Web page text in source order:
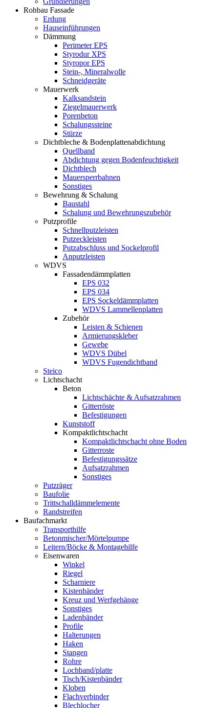
Rohbau Fassade
Erdung
Hauseinführungen
Dämmung
Perimeter EPS
Styrodur XPS
Styropor EPS
Stein-, Mineralwolle
Schneidgeräte
Mauerwerk
Kalksandstein
Ziegelmauerwerk
Porenbeton
Schalungssteine
Stürze
Dichtbleche & Bodenplattenabdichtung
Quellband
Abdichtung gegen Bodenfeuchtigkeit
Dichtblech
Mauersperrbahnen
Sonstiges
Bewehrung & Schalung
Baustahl
Schalung und Bewehrungszubehör
Putzprofile
Schnellputzleisten
Putzeckleisten
Putzabschluss und Sockelprofil
Anputzleisten
WDVS
Fassadendämmplatten
EPS 032
EPS 034
EPS Sockeldämmplatten
WDVS Lammellenplatten
Zubehör
Leisten & Schienen
Armierungskleber
Gewebe
WDVS Dübel
WDVS Fugendichtband
Steico
Lichtschacht
Beton
Lichtschächte & Aufsatzrahmen
Gitterröste
Befestigungen
Kunststoff
Kompaktlichtschacht
Kompaktlichtschacht ohne Boden
Gitterroste
Befestigungssätze
Aufsatzrahmen
Sonstiges
Putzräger
Baufolie
Trittschalldämmelemente
Randstreifen
Baufachmarkt
Transporthilfe
Betonmischer/Mörtelpumpe
Leitern/Böcke & Montagehilfe
Eisenwaren
Winkel
Riegel
Scharniere
Kistenbänder
Kreuz und Werfgehänge
Sonstiges
Ladenbänder
Profile
Halterungen
Haken
Stangen
Rohre
Lochband/platte
Tisch/Kistenbänder
Kloben
Flachverbinder
Blechlocher